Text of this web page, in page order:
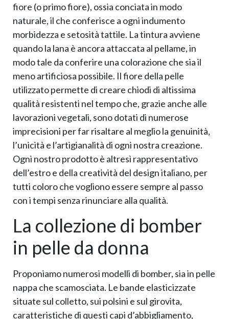
fiore (o primo fiore), ossia conciata in modo
naturale, il che conferisce a ogni indumento
morbidezza e setosità tattile. La tintura avviene
quando la lana è ancora attaccata al pellame, in
modo tale da conferire una colorazione che sia il
meno artificiosa possibile. Il fiore della pelle
utilizzato permette di creare chiodi di altissima
qualità resistenti nel tempo che, grazie anche alle
lavorazioni vegetali, sono dotati di numerose
imprecisioni per far risaltare al meglio la genuinità,
l’unicità e l’artigianalità di ogni nostra creazione.
Ogni nostro prodotto è altresì rappresentativo
dell’estro e della creatività del design italiano, per
tutti coloro che vogliono essere sempre al passo
con i tempi senza rinunciare alla qualità.
La collezione di bomber
in pelle da donna
Proponiamo numerosi modelli di bomber, sia in pelle
nappa che scamosciata. Le bande elasticizzate
situate sul colletto, sui polsini e sul girovita,
caratteristiche di questi capi d’abbigliamento,